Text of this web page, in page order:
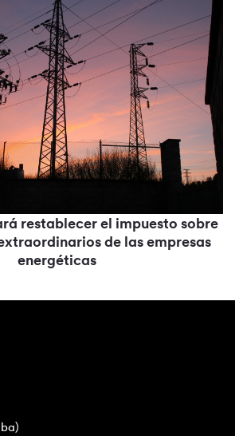
restablecer el impuesto sobre
de las empresas
energéticas